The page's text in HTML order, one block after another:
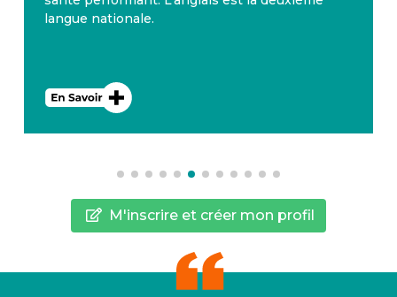
langue nationale.
M'inscrire et créer mon profil